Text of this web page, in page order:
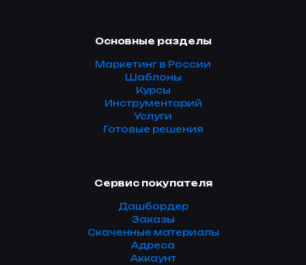
Основные разделы
Маркетинг в России
Шаблоны
Курсы
Инструментарий
Услуги
Готовые решения
Сервис покупателя
Дашбордер
Заказы
Скаченные материалы
Адреса
Аккаунт